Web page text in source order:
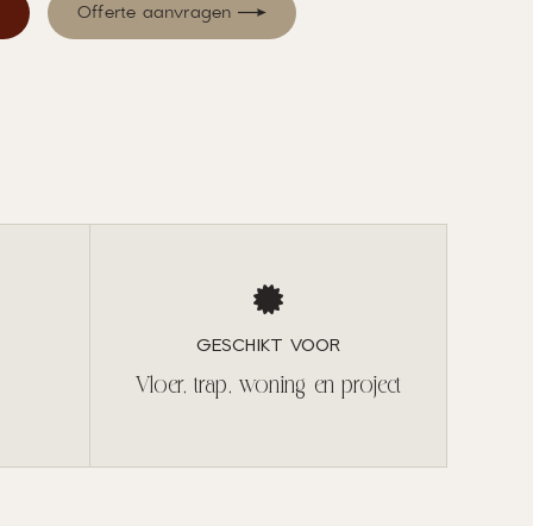
Offerte aanvragen
GESCHIKT VOOR
Vloer, trap, woning en project